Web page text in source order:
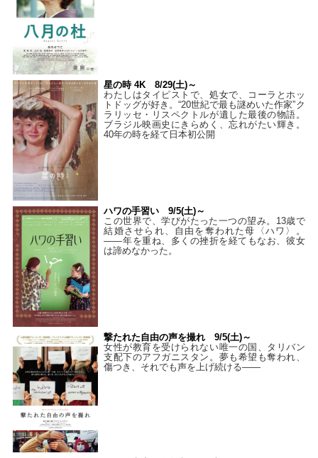
星の時 4K 8/29(土)～
わたしはタイピストで、処⼥で、コーラとホッ
トドッグが好き。“20世紀で最も謎めいた作家”ク
ラリッセ・リスペクトルが遺した最後の物語。
ブラジル映画史にきらめく、忘れがたい輝き。
40年の時を経て⽇本初公開
ハワの手習い 9/5(土)～
この世界で、学びがたった一つの望み。13歳で
結婚させられ、自由を奪われた母〈ハワ〉。
——年を重ね、多くの挫折を経てもなお、彼女
は諦めなかった。
撃たれた自由の声を撮れ 9/5(土)～
女性が教育を受けられない唯一の国、タリバン
支配下のアフガニスタン。夢も希望も奪われ、
傷つき、それでも声を上げ続ける——